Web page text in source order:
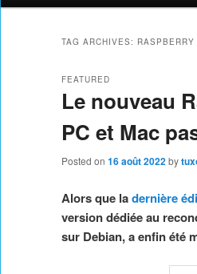
TAG ARCHIVES: RASPBERRY
Le nouveau
PC et Mac
FEATURED
Posted on 16 août 2022by
Alors que ladernière
version dédiée au
sur Debian, a enfin été